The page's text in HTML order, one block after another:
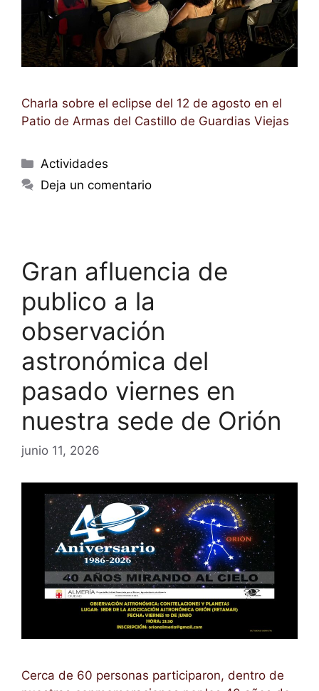
Charla sobre el eclipse del 12 de agosto en el
Patio de Armas del Castillo de Guardias Viejas
Categorías
Actividades
Deja un comentario
Gran afluencia de
publico a la
observación
astronómica del
pasado viernes en
nuestra sede de Orión
junio 11, 2026
Cerca de 60 personas participaron, dentro de